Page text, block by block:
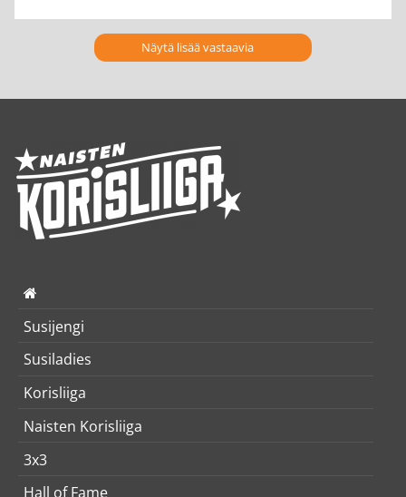
Näytä lisää vastaavia
Susijengi
Susiladies
Korisliiga
Naisten Korisliiga
3x3
Hall of Fame